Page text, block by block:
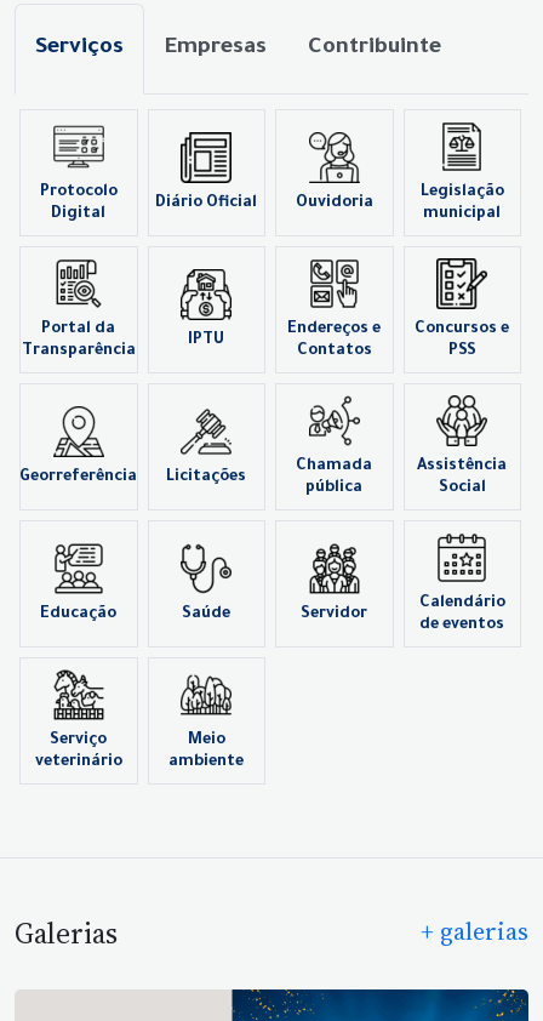
Serviços Empresas Contribuinte
Protocolo
Digital
Diário Oficial Ouvidoria
Legislação
municipal
Portal da
Transparência
IPTU
Endereços e
Contatos
Concursos e
PSS
Georreferência Licitações
Chamada
pública
Assistência
Social
Educação Saúde Servidor
Calendário
de eventos
Serviço
veterinário
Meio
ambiente
Galerias + galerias